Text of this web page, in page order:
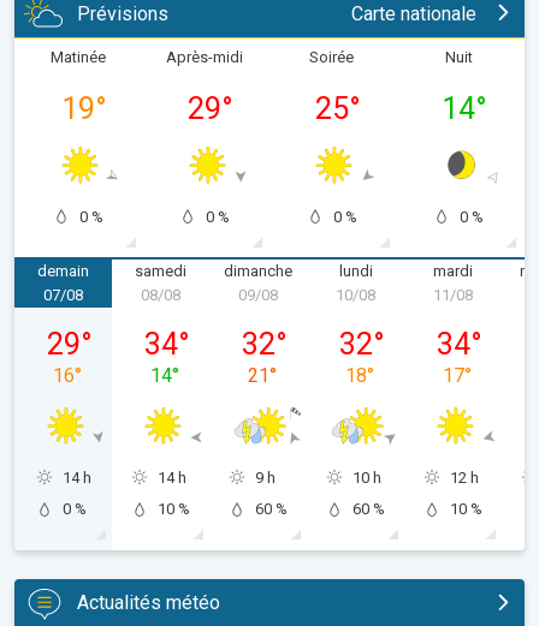
Prévisions Carte nationale
Matinée
19°
0 %
Après-midi
29°
0 %
Soirée
25°
0 %
Nuit
14°
0 %
demain
vendredi 07/08
07/08
29°
16°
14 h
0 %
samedi
08/08
34°
14°
14 h
10 %
dimanche
dimanche 09/08
09/08
32°
21°
9 h
60 %
lundi
10/08
32°
18°
10 h
60 %
mardi
11/08
34°
17°
12 h
10 %
Actualités météo